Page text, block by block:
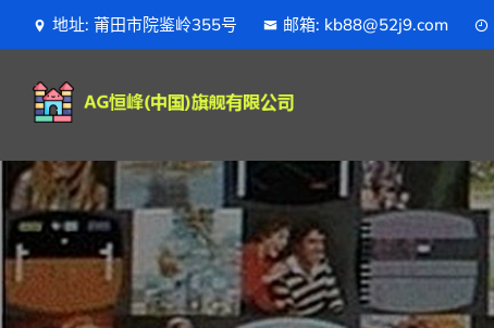
地址: 莆田市院鉴岭355号 邮箱: kb88@52j9.com